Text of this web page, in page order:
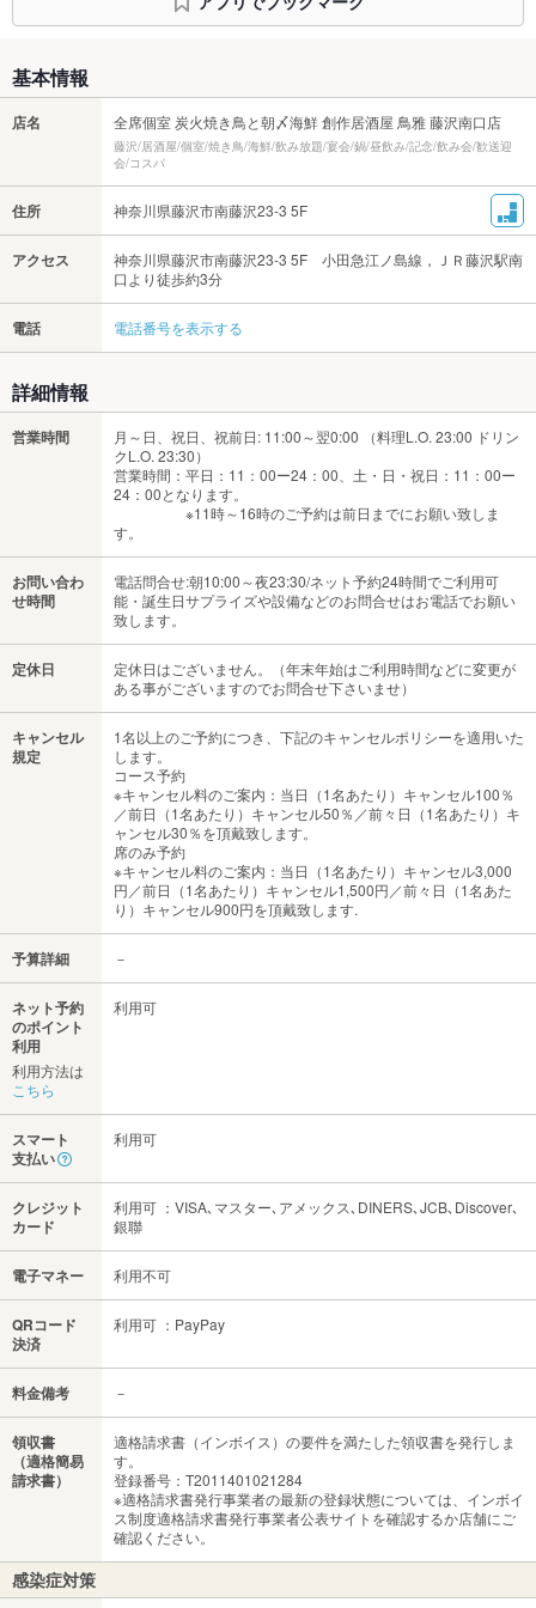
基本情報
店名 全席個室 炭火焼き鳥と朝〆海鮮 創作居酒屋 鳥雅 藤沢南口店
藤沢/居酒屋/個室/焼き鳥/海鮮/飲み放題/宴会/鍋/昼飲み/記念/飲み会/歓送迎
会/コスパ
住所 神奈川県藤沢市南藤沢23-3 5F
アクセス
神奈川県藤沢市南藤沢23-3 5F 小田急江ノ島線，ＪＲ藤沢駅南
口より徒歩約3分
電話 電話番号を表示する
詳細情報
営業時間
月～日、祝日、祝前日: 11:00～翌0:00 （料理L.O. 23:00 ドリン
クL.O. 23:30）
営業時間：平日：11：00ー24：00、土・日・祝日：11：00ー
24：00となります。
※11時～16時のご予約は前日までにお願い致しま
す。
お問い合わ
せ時間
電話問合せ:朝10:00～夜23:30/ネット予約24時間でご利用可
能・誕生日サプライズや設備などのお問合せはお電話でお願い
致します。
定休日
定休日はございません。（年末年始はご利用時間などに変更が
ある事がございますのでお問合せ下さいませ）
キャンセル
規定
1名以上のご予約につき、下記のキャンセルポリシーを適用いた
します。
コース予約
※キャンセル料のご案内：当日（1名あたり）キャンセル100％
／前日（1名あたり）キャンセル50％／前々日（1名あたり）キ
ャンセル30％を頂戴致します。
席のみ予約
※キャンセル料のご案内：当日（1名あたり）キャンセル3,000
円／前日（1名あたり）キャンセル1,500円／前々日（1名あた
り）キャンセル900円を頂戴致します.
予算詳細 －
ネット予約
のポイント
利用
利用方法は
こちら
利用可
スマート
支払い
利用可
クレジット
カード
利用可 ：VISA､マスター､アメックス､DINERS､JCB､Discover､
銀聯
電子マネー 利用不可
QRコード
決済
利用可 ：PayPay
料金備考 －
領収書
（適格簡易
請求書）
適格請求書（インボイス）の要件を満たした領収書を発行しま
す。
登録番号：T2011401021284
※適格請求書発行事業者の最新の登録状態については、インボイ
ス制度適格請求書発行事業者公表サイトを確認するか店舗にご
確認ください。
感染症対策